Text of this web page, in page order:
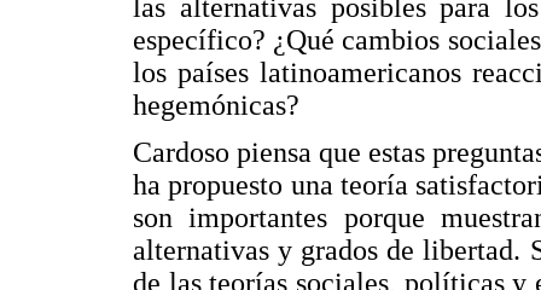
las alternativas posibles para
específico? ¿Qué cambios
los países latinoamericanos
hegemónicas?
Cardoso piensa que estas
ha propuesto una teoría
son importantes porque
alternativas y grados de libertad.
de las teorías sociales, políticas y